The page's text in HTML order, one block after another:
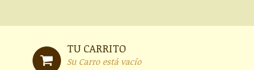
TU CARRITO
Su Carro está vacío